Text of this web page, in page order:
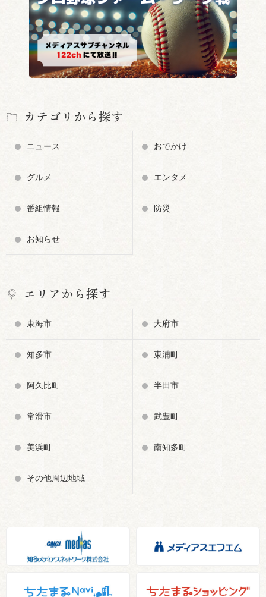
カテゴリから探す
ニュース おでかけ
グルメ エンタメ
番組情報 防災
お知らせ
エリアから探す
東海市 大府市
知多市 東浦町
阿久比町 半田市
常滑市 武豊町
美浜町 南知多町
その他周辺地域